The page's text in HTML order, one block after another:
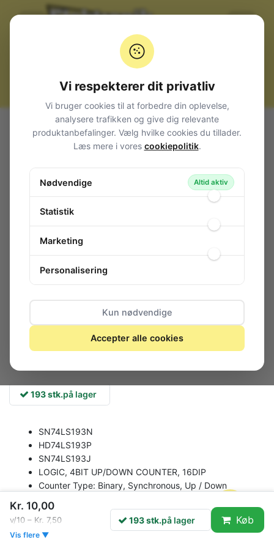
Alle produkter Komponenter IC, diverse
TTL
74LS
Synchronous 4-Bit Binary Counter with Dual Clock DIP-
Synchronous 4-Bit Binary Counter with
Dual Clock DIP-16
193 stk.på lager
SN74LS193N
HD74LS193P
SN74LS193J
LOGIC, 4BIT UP/DOWN COUNTER, 16DIP
Counter Type: Binary, Synchronous, Up / Down
Count Maximum:
16
Supply Voltage Min:
4.75V
Supply Voltage Max:
Kr. 10,00
v/10 – Kr. 7,50
Vis flere ▼
193 stk.på lager Køb
Vi respekterer dit privatliv
Vi bruger cookies til at forbedre din oplevelse,
analysere trafikken og give dig relevante
produktanbefalinger. Vælg hvilke cookies du tillader.
Læs mere i vores cookiepolitik.
Nødvendige Altid aktiv
Statistik
Marketing
Personalisering
Kun nødvendige
Accepter alle cookies